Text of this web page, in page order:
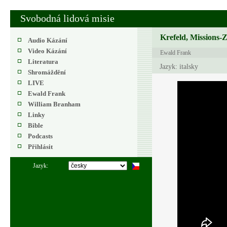
Svobodná lidová misie
Audio Kázání
Video Kázání
Literatura
Shromáždění
LIVE
Ewald Frank
William Branham
Linky
Bible
Podcasts
Přihlásit
Jazyk:
Krefeld, Missions-
Ewald Frank
Jazyk: italsky